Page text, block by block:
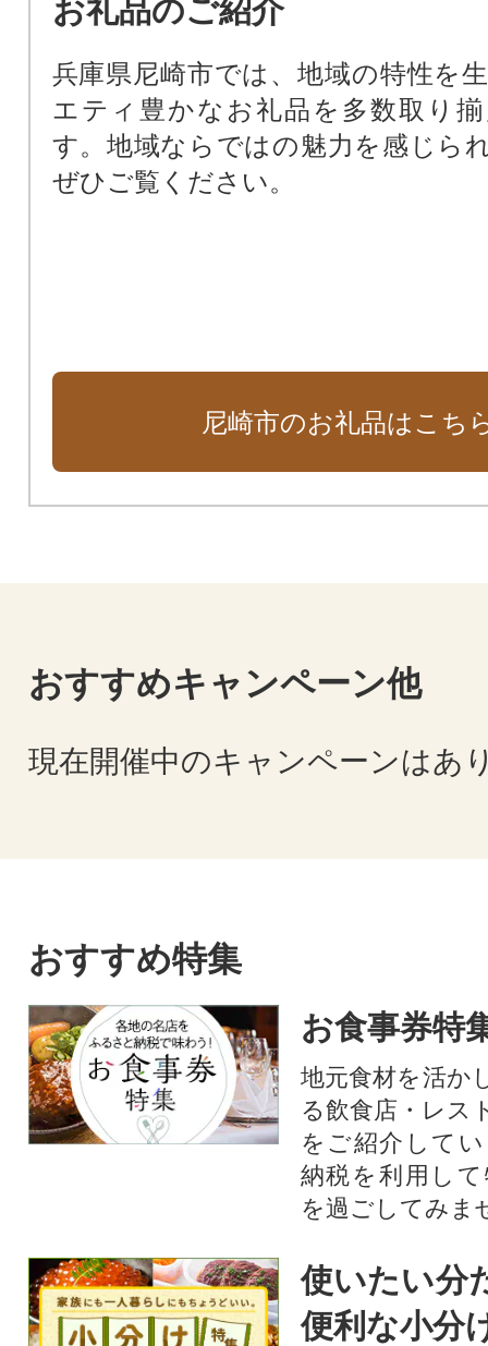
基金）
尼崎の歴史文化を次世代に受け継
化財保存活用基金）
阪神タイガースファーム施設周辺
田南公園周辺地域活性化基金）
お礼品のご紹介
兵庫県尼崎市では、地域の特性を
エティ豊かなお礼品を多数取り
す。地域ならではの魅力を感じら
ぜひご覧ください。
尼崎市のお礼品はこち
おすすめキャンペーン他
現在開催中のキャンペーンはあ
おすすめ特集
お食事券特
地元食材を活か
る飲食店・レス
をご紹介して
納税を利用し
を過ごしてみま
使いたい分
便利な小分